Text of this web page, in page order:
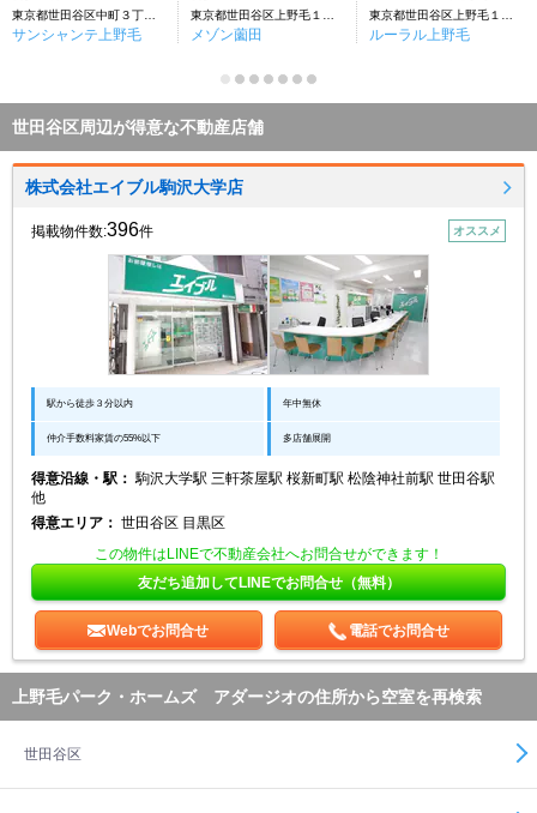
サンシャンテ上野毛 メゾン薗田 ルーラル上野毛
世田谷区周辺が得意な不動産店舗
株式会社エイブル駒沢大学店
掲載物件数:396件 オススメ
駅から徒歩３分以内 年中無休
仲介手数料家賃の55%以下 多店舗展開
得意沿線・駅： 駒沢大学駅 三軒茶屋駅 桜新町駅 松陰神社前駅 世田谷駅
他
得意エリア： 世田谷区 目黒区
この物件はLINEで不動産会社へお問合せができます！
友だち追加してLINEでお問合せ（無料）
Webでお問合せ 電話でお問合せ
上野毛パーク・ホームズ アダージオの住所から空室を再検索
世田谷区